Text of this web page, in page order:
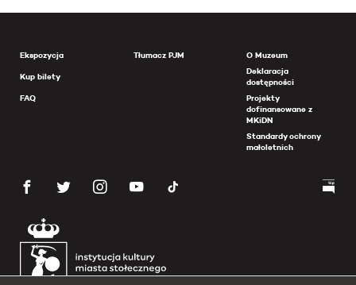
Ekspozycja
Kup bilety
FAQ
Tłumacz PJM
O Muzeum
Deklaracja
dostępności
Projekty
dofinansowane z
MKiDN
Standardy ochrony
małoletnich